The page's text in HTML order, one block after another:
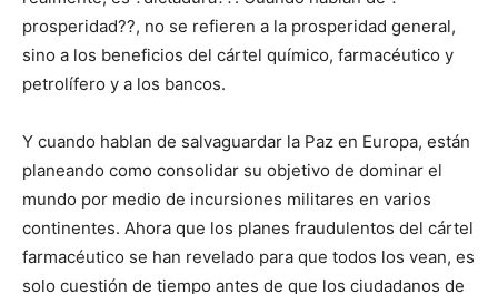
prosperidad??, no se refieren a la prosperidad general,
sino a los beneficios del cártel químico, farmacéutico y
petrolífero y a los bancos.
Y cuando hablan de salvaguardar la Paz en Europa, están
planeando como consolidar su objetivo de dominar el
mundo por medio de incursiones militares en varios
continentes. Ahora que los planes fraudulentos del cártel
farmacéutico se han revelado para que todos los vean, es
solo cuestión de tiempo antes de que los ciudadanos de